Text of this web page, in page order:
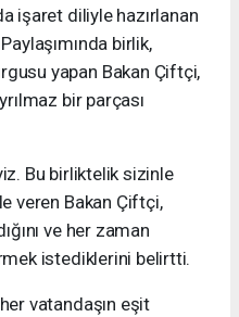
işaret diliyle hazırlanan
birlik,
yapan Bakan Çiftçi,
bir parçası
Bu birliktelik sizinle
veren Bakan Çiftçi,
ve her zaman
istediklerini belirtti.
vatandaşın eşit